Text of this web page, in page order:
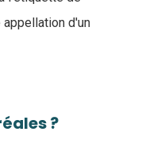
d'un
?